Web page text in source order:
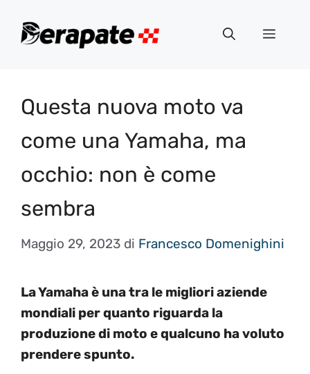
Menu
Questa nuova moto va
come una Yamaha, ma
occhio: non è come
sembra
Maggio 29, 2023 di Francesco Domenighini
La Yamaha è una tra le migliori aziende
mondiali per quanto riguarda la
produzione di moto e qualcuno ha voluto
prendere spunto.